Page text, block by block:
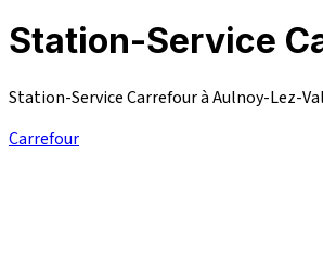
Station-Service
Station-Service Carrefour à Aulnoy-Lez-
Carrefour